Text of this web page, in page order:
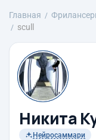
Главная
scull
Никита
Нейросаммари